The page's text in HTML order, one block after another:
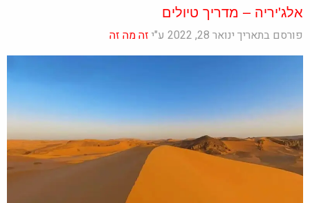
אלג'יריה – מדריך טיולים
פורסם בתאריך ינואר 28, 2022 ע"י זה מה זה